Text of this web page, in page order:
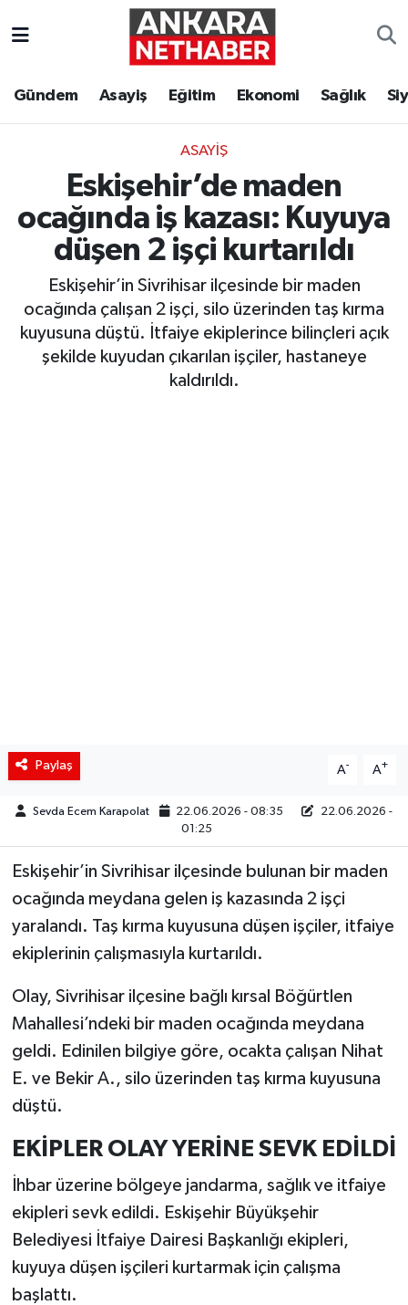
Gündem Asayiş Eğitim Ekonomi Sağlık
ASAYIŞ
Eskişehir’de maden
ocağında iş kazası: Kuyuya
düşen 2 işçi kurtarıldı
Eskişehir’in Sivrihisar ilçesinde bir maden
ocağında çalışan 2 işçi, silo üzerinden taş kırma
kuyusuna düştü. İtfaiye ekiplerince bilinçleri açık
şekilde kuyudan çıkarılan işçiler, hastaneye
kaldırıldı.
Paylaş A- A+
Sevda Ecem Karapolat 22.06.2026 - 08:35
22.06.2026 -
01:25
Eskişehir’in Sivrihisar ilçesinde bulunan bir maden
ocağında meydana gelen iş kazasında 2 işçi
yaralandı. Taş kırma kuyusuna düşen işçiler, itfaiye
ekiplerinin çalışmasıyla kurtarıldı.
Olay, Sivrihisar ilçesine bağlı kırsal Böğürtlen
Mahallesi’ndeki bir maden ocağında meydana
geldi. Edinilen bilgiye göre, ocakta çalışan Nihat
E. ve Bekir A., silo üzerinden taş kırma kuyusuna
düştü.
EKİPLER OLAY YERİNE SEVK EDİLDİ
İhbar üzerine bölgeye jandarma, sağlık ve itfaiye
ekipleri sevk edildi. Eskişehir Büyükşehir
Belediyesi İtfaiye Dairesi Başkanlığı ekipleri,
kuyuya düşen işçileri kurtarmak için çalışma
başlattı.
Ekonomi
Gündem
Kim Kimdir Nereli
Resmi İlanlar
Ankara Hava Durumu
Süper Lig Puan Durumu ve Fikstür
Tüm Manşetler
Son Dakika Haberleri
Haber Arşivi